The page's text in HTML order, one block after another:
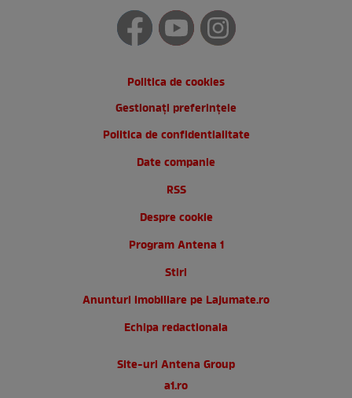
Politica de cookies
Gestionați preferințele
Politica de confidentialitate
Date companie
RSS
Despre cookie
Program Antena 1
Stiri
Anunturi imobiliare pe Lajumate.ro
Echipa redactionala
Site-uri Antena Group
a1.ro